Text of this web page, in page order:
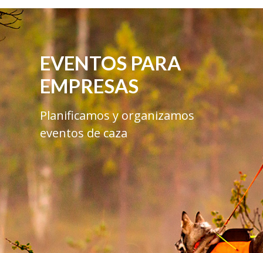
EVENTOS PARA
EMPRESAS
Planificamos y organizamos
eventos de caza